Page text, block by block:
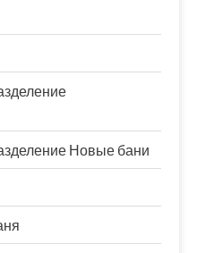
Новые бани